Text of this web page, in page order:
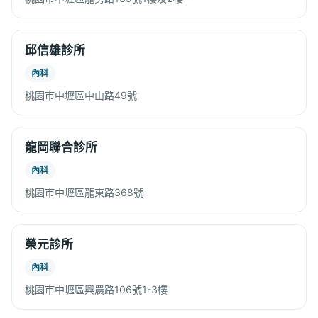
邱信雄診所
內科
桃園市中壢區中山路49號
龍岡聯合診所
內科
桃園市中壢區龍東路368號
榮元診所
內科
桃園市中壢區興農路106號1-3樓